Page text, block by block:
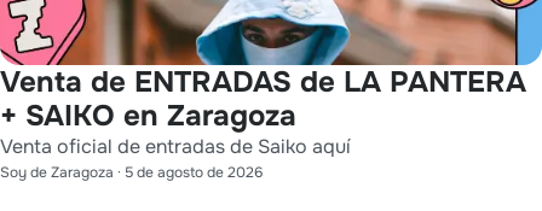
Venta de ENTRADAS de LA PANTERA
+ SAIKO en Zaragoza
Venta oficial de entradas de Saiko aquí
Soy de Zaragoza · 5 de agosto de 2026